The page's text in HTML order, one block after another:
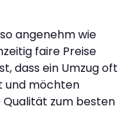
angenehm wie
faire Preise
dass ein Umzug oft
und möchten
Qualität zum besten